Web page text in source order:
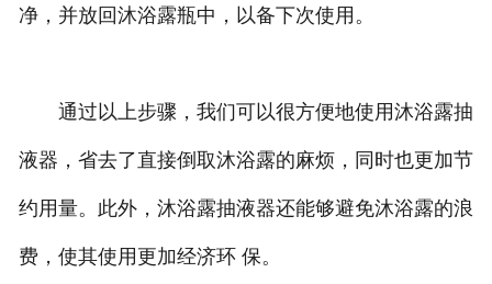
净，并放回沐浴露瓶中，以备下次使用。
通过以上步骤，我们可以很方便地使用沐浴露抽
液器，省去了直接倒取沐浴露的麻烦，同时也更加节
约用量。此外，沐浴露抽液器还能够避免沐浴露的浪
费，使其使用更加经济环 保。